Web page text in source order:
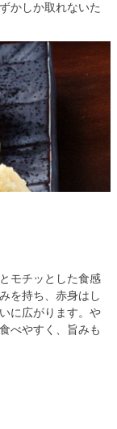
かしか取れないた
モチッとした食感
を持ち、赤身はし
に広がります。や
べやすく、旨みも